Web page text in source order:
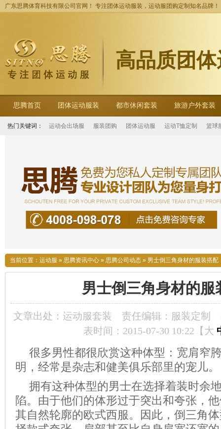
广东思腾体育科技有限公司官网！ 专注团体运动服装，运动服团购定制知名品牌！
高品质团
思腾首页 团体运动服装 都市休闲套装 旅游户外套装
热门关键词： 运动会出场服 服装团购 团体运动服 运动T恤定制 篮球
当前位置： 运动服 » 思腾资讯中心 » 思腾公司动态 » 男士倒三角身材的服装搭配
男士倒三角身材的服
文章出处：运动服套装 责任编辑：服装定制
表时间：2015-07-30 10:22【 大
很多男性都很欣赏这种体型：宽肩窄
明，经常是杂志和健美俱乐部里的宠儿。
拥有这种体型的男士在选择着装时余
陷。由于他们的体形过于突出和夸张，
其自然轮廓的欧式西服。因此，倒三角